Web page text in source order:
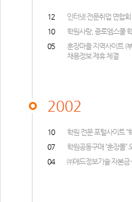
12
인터넷 전문취업 연합
10
학원사랑, 종로엠스쿨
05
훈장마을 지역사이트 (
채용정보 제휴 체결
2002
10 학원 전문 포털사이트 “
07
학원공동구매 “훈장몰”
04
㈜애드정보기술 자본금